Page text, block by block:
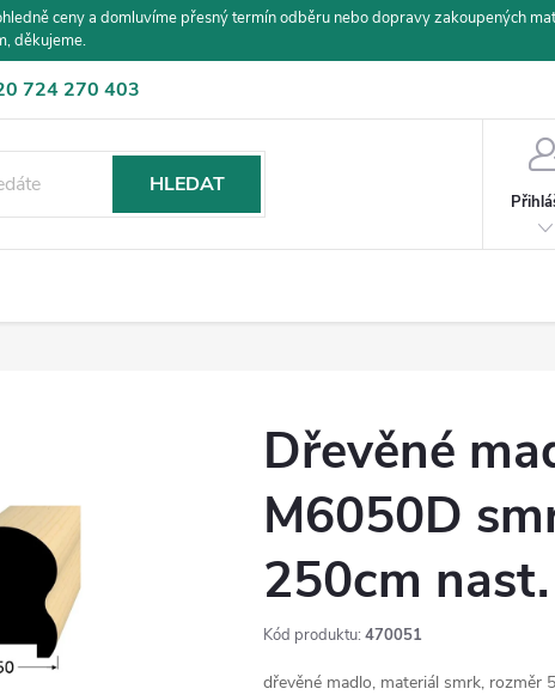
ceny a domluvíme přesný termín odběru nebo dopravy zakoupených
děkujeme.
724 270 403
HLEDAT
Dřevěné
M6050D
250cm nast.
Kód produktu: 470051
dřevěné madlo, materiál smrk, rozměr